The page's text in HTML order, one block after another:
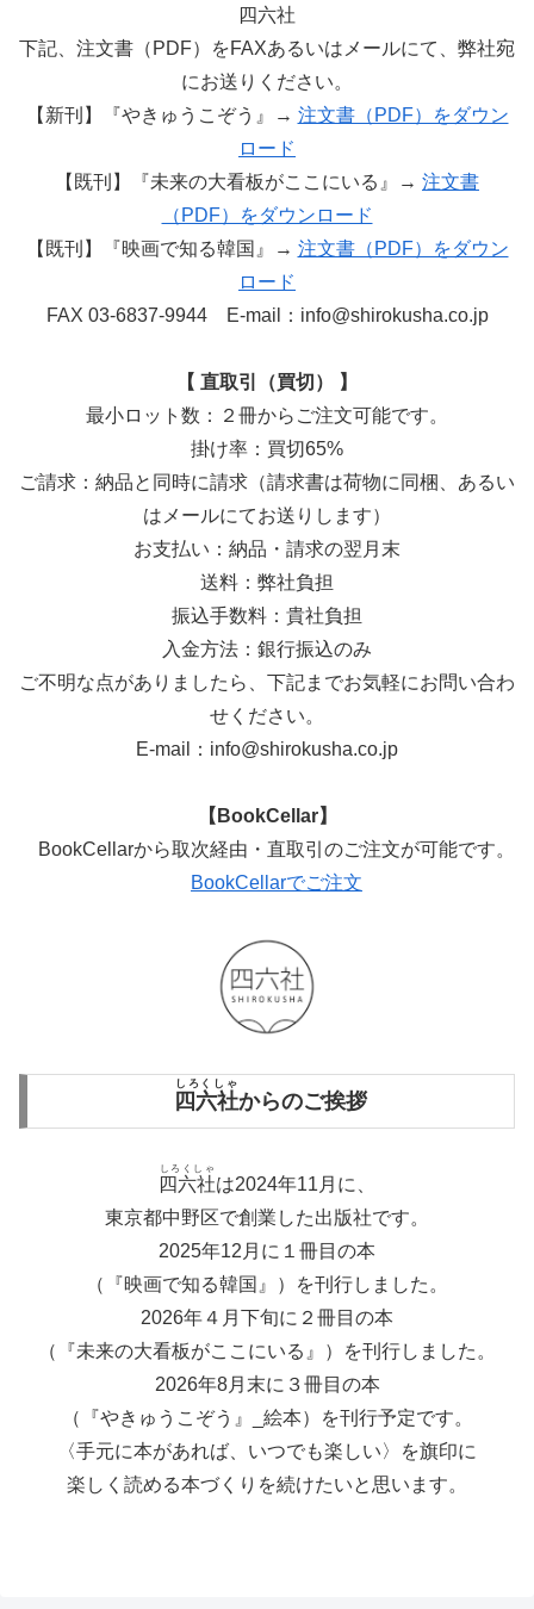
四六社
下記、注文書（PDF）をFAXあるいはメールにて、弊社宛
にお送りください。
【新刊】『やきゅうこぞう』→ 注文書（PDF）をダウン
ロード
【既刊】『未来の大看板がここにいる』→ 注文書
（PDF）をダウンロード
【既刊】『映画で知る韓国』→ 注文書（PDF）をダウン
ロード
FAX 03-6837-9944 E-mail：info@shirokusha.co.jp
【 直取引（買切） 】
最小ロット数：２冊からご注文可能です。
掛け率：買切65%
ご請求：納品と同時に請求（請求書は荷物に同梱、あるい
はメールにてお送りします）
お支払い：納品・請求の翌月末
送料：弊社負担
振込手数料：貴社負担
入金方法：銀行振込のみ
ご不明な点がありましたら、下記までお気軽にお問い合わ
せください。
E-mail：info@shirokusha.co.jp
【BookCellar】
BookCellarから取次経由・直取引のご注文が可能です。
BookCellarでご注文
四六社
しろくしゃ
からのご挨拶
四六社
しろくしゃ
は2024年11月に、
東京都中野区で創業した出版社です。
2025年12月に１冊目の本
（『映画で知る韓国』）を刊行しました。
2026年４月下旬に２冊目の本
（『未来の大看板がここにいる』）を刊行しました。
2026年8月末に３冊目の本
（『やきゅうこぞう』_絵本）を刊行予定です。
〈手元に本があれば、いつでも楽しい〉を旗印に
楽しく読める本づくりを続けたいと思います。